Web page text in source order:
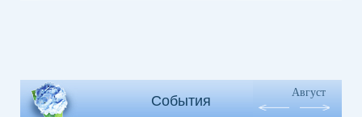
События
Август